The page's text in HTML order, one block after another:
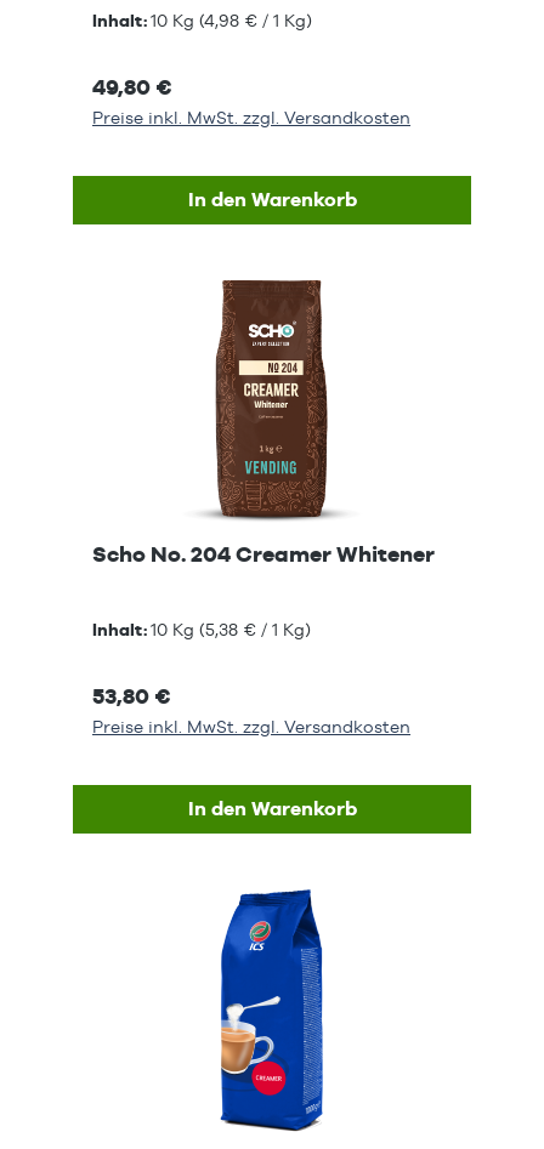
Inhalt:10 Kg (4,98 € / 1 Kg)
49,80 €
Preise inkl. MwSt. zzgl. Versandkosten
In den Warenkorb
Scho No. 204 Creamer Whitener
Inhalt:10 Kg (5,38 € / 1 Kg)
53,80 €
Preise inkl. MwSt. zzgl. Versandkosten
In den Warenkorb